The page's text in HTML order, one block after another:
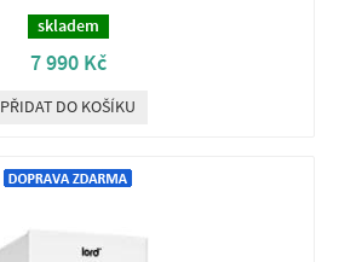
skladem
7 990 Kč
PŘIDAT DO KOŠÍKU